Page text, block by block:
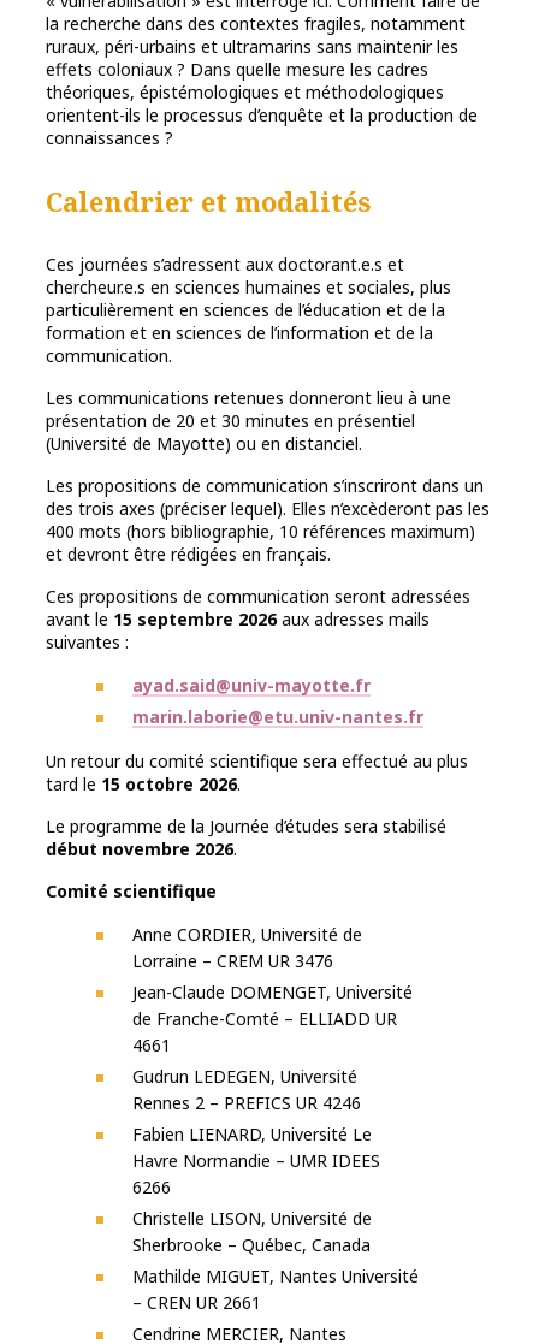
la recherche dans des contextes fragiles, notamment
ruraux, péri-urbains et ultramarins sans maintenir les
effets coloniaux ? Dans quelle mesure les cadres
théoriques, épistémologiques et méthodologiques
orientent-ils le processus d’enquête et la production de
connaissances ?
Calendrier et modalités
Ces journées s’adressent aux doctorant.e.s et
chercheur.e.s en sciences humaines et sociales, plus
particulièrement en sciences de l’éducation et de la
formation et en sciences de l’information et de la
communication.
Les communications retenues donneront lieu à une
présentation de 20 et 30 minutes en présentiel
(Université de Mayotte) ou en distanciel.
Les propositions de communication s’inscriront dans un
des trois axes (préciser lequel). Elles n’excèderont pas les
400 mots (hors bibliographie, 10 références maximum)
et devront être rédigées en français.
Ces propositions de communication seront adressées
avant le 15 septembre 2026aux adresses mails
suivantes :
ayad.said@univ-mayotte.fr
marin.laborie@etu.univ-nantes.fr
Un retour du comité scientifique sera effectué au plus
tard le 15 octobre 2026.
Le programme de la Journée d’études sera stabilisé
début novembre 2026.
Comité scientifique
Anne CORDIER, Université de
Lorraine – CREM UR 3476
Jean-Claude DOMENGET, Université
de Franche-Comté – ELLIADD UR
4661
Gudrun LEDEGEN, Université
Rennes 2 – PREFICS UR 4246
Fabien LIENARD, Université Le
Havre Normandie – UMR IDEES
6266
Christelle LISON, Université de
Sherbrooke – Québec, Canada
Mathilde MIGUET, Nantes Université
– CREN UR 2661
Cendrine MERCIER, Nantes